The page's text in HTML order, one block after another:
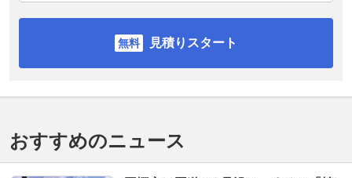
見積りスタート
おすすめのニュース